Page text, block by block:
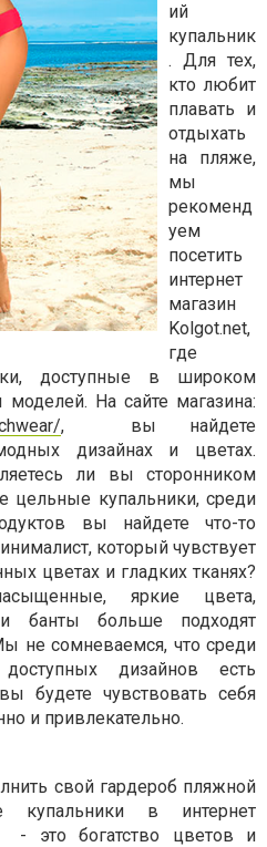
ий
купальник
. Для тех,
кто любит
плавать и
отдыхать
на пляже,
мы
рекоменд
уем
посетить
интернет
магазин
Kolgot.net,
где
доступные в широком
На сайте магазина:
,
вы найдете
дизайнах и цветах.
ли вы сторонником
цельные купальники, среди
вы найдете что-то
который чувствует
цветах и ​​гладких тканях?
яркие цвета,
банты больше подходят
не сомневаемся, что среди
дизайнов есть
будете чувствовать себя
и привлекательно.
свой гардероб пляжной
купальники в интернет
- это богатство цветов и